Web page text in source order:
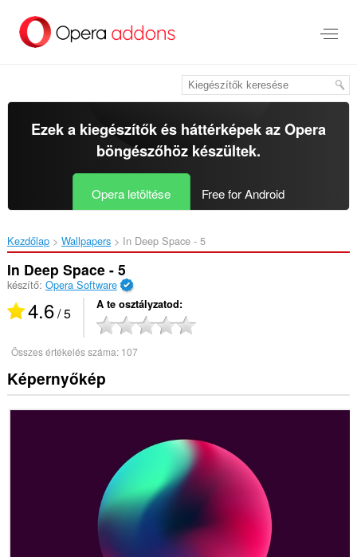
Ezek a kiegészítők és háttérképek azOpera
böngészőhözkészültek.
Opera letöltése Free for Android
Kezdőlap Wallpapers In Deep Space - 5‎
In Deep Space - 5
készítő: Opera Software
4.6/ 5 A te osztályzatod
Összes értékelés száma: 107
Képernyőkép